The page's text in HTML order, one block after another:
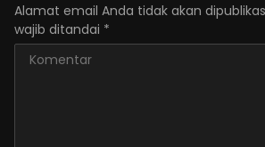
Alamat email Anda tidak akan
wajib ditandai *